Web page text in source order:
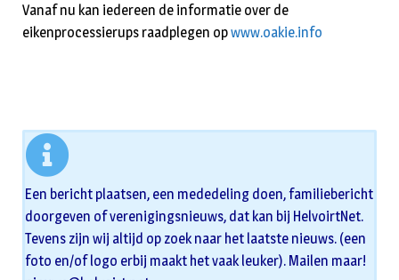
Vanaf nu kan iedereen de informatie over de
eikenprocessierups raadplegen opwww.oakie.info
Een bericht plaatsen, een mededeling doen, familiebericht
doorgeven of verenigingsnieuws, dat kan bij HelvoirtNet.
Tevens zijn wij altijd op zoek naar het laatste nieuws. (een
foto en/of logo erbij maakt het vaak leuker). Mailen maar!